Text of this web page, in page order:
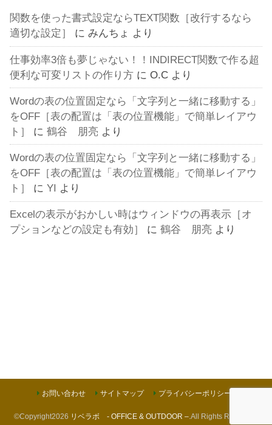
関数を使った書式設定ならTEXT関数［改行するなら
適切な設定］
にみんちょ より
仕事効率3倍も夢じゃない！！INDIRECT関数で作る超
便利な可変リストの作り方 にO.C より
Wordの表の位置固定なら「文字列と一緒に移動する」
をOFF［表の配置は「表の位置機能」で簡単レイアウ
ト］
に鶴谷 朋亮 より
Wordの表の位置固定なら「文字列と一緒に移動する」
をOFF［表の配置は「表の位置機能」で簡単レイアウ
ト］
にYI より
Excelの表示がおかしい時はウィンドウの再表示［オ
プションなどの設定も有効］
に鶴谷 朋亮 より
お問い合わせ サイトマップ プライバシーポリシー
©Copyright2026 リベラボ - OFFICE & OUTDOOR – .All Rights Reserved.